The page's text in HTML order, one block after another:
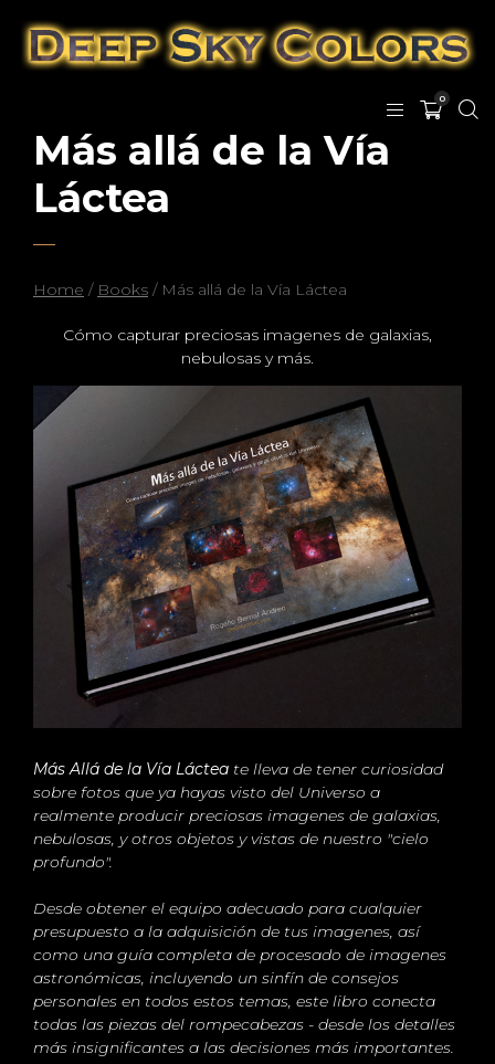
0
Más allá de la Vía
Láctea
Home / Books / Más allá de la Vía Láctea
Cómo capturar preciosas imagenes de galaxias,
nebulosas y más.
Más Allá de la Vía Láctea te lleva de tener curiosidad
sobre fotos que ya hayas visto del Universo a
realmente producir preciosas imagenes de galaxias,
nebulosas, y otros objetos y vistas de nuestro "cielo
profundo".
Desde obtener el equipo adecuado para cualquier
presupuesto a la adquisición de tus imagenes, así
como una guía completa de procesado de imagenes
astronómicas, incluyendo un sinfín de consejos
personales en todos estos temas, este libro conecta
todas las piezas del rompecabezas - desde los detalles
más insignificantes a las decisiones más importantes.